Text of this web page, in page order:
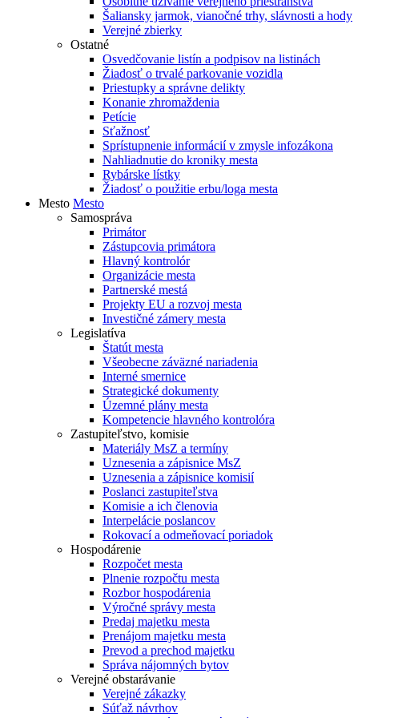
Šaliansky jarmok, vianočné trhy, slávnosti a hody
Verejné zbierky
Ostatné
Osvedčovanie listín a podpisov na listinách
Žiadosť o trvalé parkovanie vozidla
Priestupky a správne delikty
Konanie zhromaždenia
Petície
Sťažnosť
Sprístupnenie informácií v zmysle infozákona
Nahliadnutie do kroniky mesta
Rybárske lístky
Žiadosť o použitie erbu/loga mesta
Mesto Mesto
Samospráva
Primátor
Zástupcovia primátora
Hlavný kontrolór
Organizácie mesta
Partnerské mestá
Projekty EU a rozvoj mesta
Investičné zámery mesta
Legislatíva
Štatút mesta
Všeobecne záväzné nariadenia
Interné smernice
Strategické dokumenty
Územné plány mesta
Kompetencie hlavného kontrolóra
Zastupiteľstvo, komisie
Materiály MsZ a termíny
Uznesenia a zápisnice MsZ
Uznesenia a zápisnice komisií
Poslanci zastupiteľstva
Komisie a ich členovia
Interpelácie poslancov
Rokovací a odmeňovací poriadok
Hospodárenie
Rozpočet mesta
Plnenie rozpočtu mesta
Rozbor hospodárenia
Výročné správy mesta
Predaj majetku mesta
Prenájom majetku mesta
Prevod a prechod majetku
Správa nájomných bytov
Verejné obstarávanie
Verejné zákazky
Súťaž návrhov